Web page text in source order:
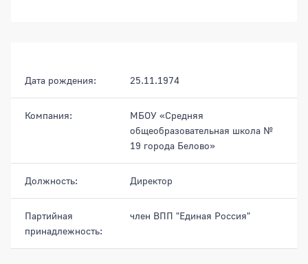
Дата рождения: 25.11.1974
Компания:
МБОУ «Средняя
общеобразовательная школа №
19 города Белово»
Должность: Директор
Партийная
принадлежность:
член ВПП "Единая Россия"